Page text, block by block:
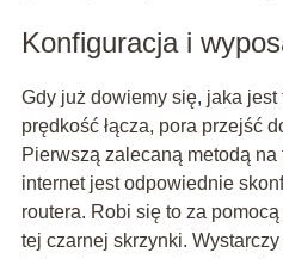
Konfiguracja i
Gdy już dowiemy się, jaka jest
prędkość łącza, pora przejść
Pierwszą zalecaną metodą
internet jest odpowiednie
routera. Robi się to za
tej czarnej skrzynki.